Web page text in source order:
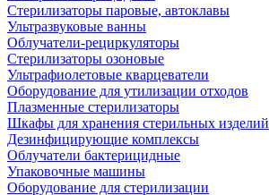
Стерилизаторы паровые, автоклавы
Ультразвуковые ванны
Облучатели-рециркуляторы
Стерилизаторы озоновые
Ультрафиолетовые кварцеватели
Оборудование для утилизации отходов
Плазменные стерилизаторы
Шкафы для хранения стерильных изделий
Дезинфицирующие комплексы
Облучатели бактерицидные
Упаковочные машины
Оборудование для стерилизации